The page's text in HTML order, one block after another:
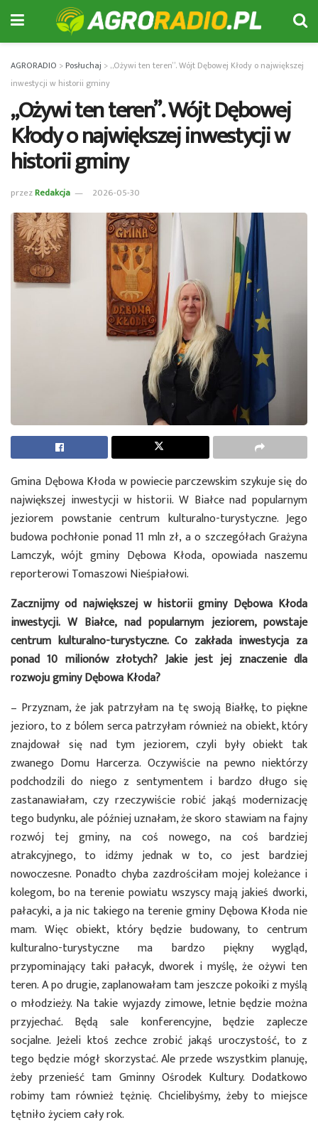
AGRORADIO >Posłuchaj > „Ożywi ten teren”. Wójt Dębowej Kłody o największej
inwestycji w historii gminy
„Ożywi ten teren”. Wójt Dębowej
Kłody o największej inwestycji w
historii gminy
przezRedakcja 2026-05-30
Gmina Dębowa Kłoda w powiecie parczewskim szykuje się do
największej inwestycji w historii. W Białce nad popularnym
jeziorem powstanie centrum kulturalno-turystyczne. Jego
budowa pochłonie ponad 11 mln zł, a o szczegółach Grażyna
Lamczyk, wójt gminy Dębowa Kłoda, opowiada naszemu
reporterowi Tomaszowi Nieśpiałowi.
Zacznijmy od największej w historii gminy Dębowa Kłoda
inwestycji. W Białce, nad popularnym jeziorem, powstaje
centrum kulturalno-turystyczne. Co zakłada inwestycja za
ponad 10 milionów złotych? Jakie jest jej znaczenie dla
rozwoju gminy Dębowa Kłoda?
– Przyznam, że jak patrzyłam na tę swoją Białkę, to piękne
jezioro, to z bólem serca patrzyłam również na obiekt, który
znajdował się nad tym jeziorem, czyli były obiekt tak
zwanego Domu Harcerza. Oczywiście na pewno niektórzy
podchodzili do niego z sentymentem i bardzo długo się
zastanawiałam, czy rzeczywiście robić jakąś modernizację
tego budynku, ale później uznałam, że skoro stawiam na fajny
rozwój tej gminy, na coś nowego, na coś bardziej
atrakcyjnego, to idźmy jednak w to, co jest bardziej
nowoczesne. Ponadto chyba zazdrościłam mojej koleżance i
kolegom, bo na terenie powiatu wszyscy mają jakieś dworki,
pałacyki, a ja nic takiego na terenie gminy Dębowa Kłoda nie
mam. Więc obiekt, który będzie budowany, to centrum
kulturalno-turystyczne ma bardzo piękny wygląd,
przypominający taki pałacyk, dworek i myślę, że ożywi ten
teren. A po drugie, zaplanowałam tam jeszcze pokoiki z myślą
o młodzieży. Na takie wyjazdy zimowe, letnie będzie można
przyjechać. Będą sale konferencyjne, będzie zaplecze
socjalne. Jeżeli ktoś zechce zrobić jakąś uroczystość, to z
tego będzie mógł skorzystać. Ale przede wszystkim planuję,
żeby przenieść tam Gminny Ośrodek Kultury. Dodatkowo
robimy tam również tężnię. Chcielibyśmy, żeby to miejsce
tętniło życiem cały rok.